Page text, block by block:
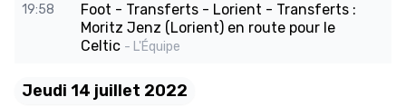
19:58
Foot - Transferts - Lorient - Transferts :
Moritz Jenz (Lorient) en route pour le
Celtic - L'Équipe
Jeudi 14 juillet 2022